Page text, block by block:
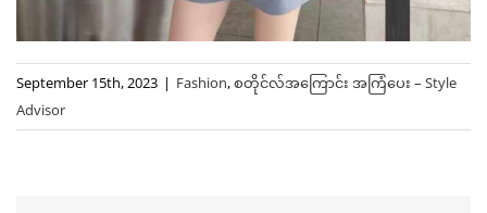
September 15th, 2023 | Fashion,စတိုင်လ်အကြောင်း အကြံပေး – Style
Advisor